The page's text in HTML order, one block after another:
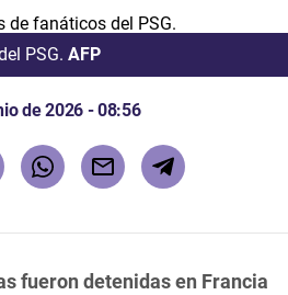
PSG. AFP
de 2026 - 08:56
fueron detenidas en Francia